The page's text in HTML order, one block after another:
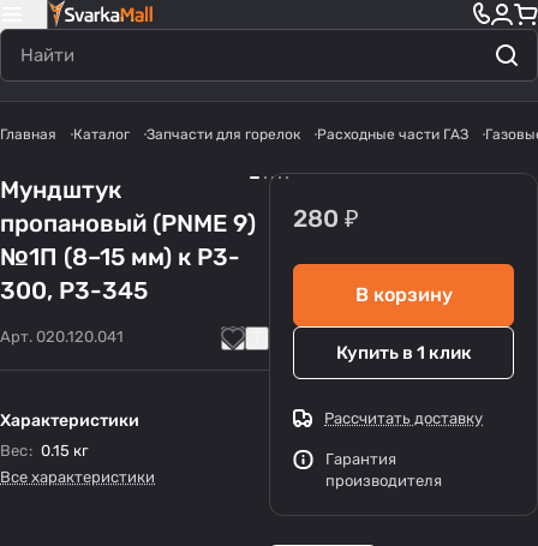
Главная Каталог Запчасти для горелок Расходные части ГАЗ
Мундштук
пропановый (PNME 9)
№1П (8–15 мм) к Р3-
300, Р3-345
Арт. 020.120.041
Характеристики
Вес: 0.15 кг
Все характеристики
280 ₽
В корзину
Купить в 1 клик
Рассчитать доставку
Гарантия
производителя